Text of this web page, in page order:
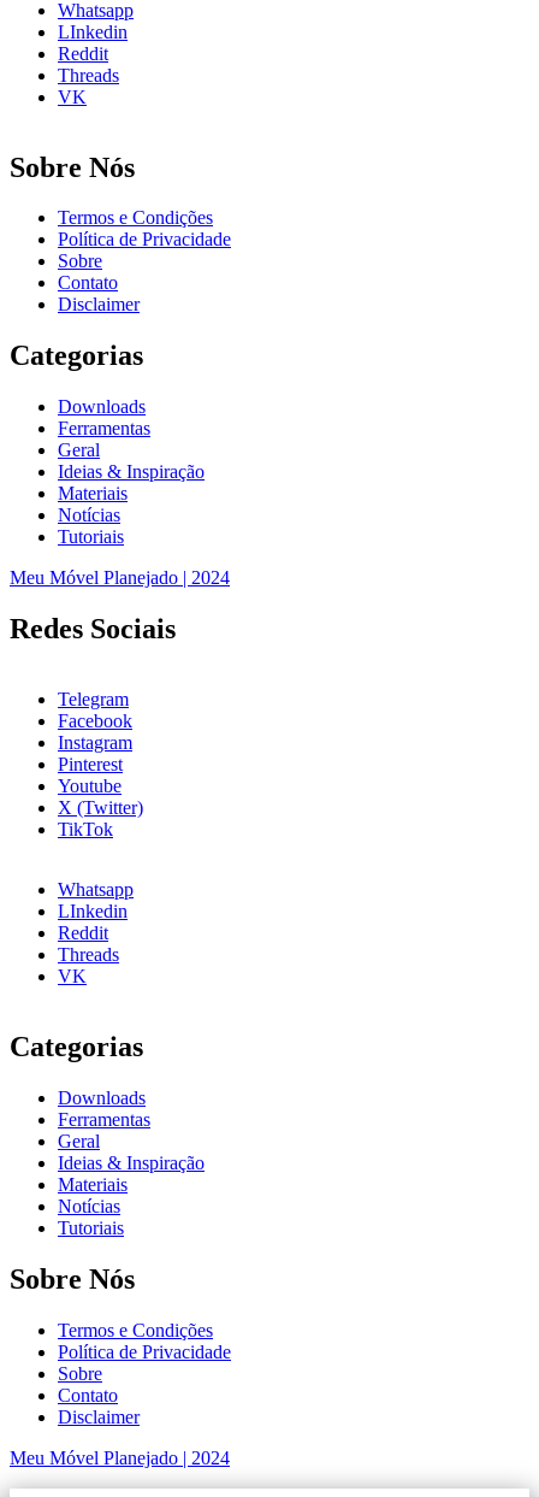
Whatsapp
LInkedin
Reddit
Threads
VK
Sobre Nós
Termos e Condições
Política de Privacidade
Sobre
Contato
Disclaimer
Categorias
Downloads
Ferramentas
Geral
Ideias & Inspiração
Materiais
Notícias
Tutoriais
Meu Móvel Planejado | 2024
Redes Sociais
Telegram
Facebook
Instagram
Pinterest
Youtube
X (Twitter)
TikTok
Whatsapp
LInkedin
Reddit
Threads
VK
Categorias
Downloads
Ferramentas
Geral
Ideias & Inspiração
Materiais
Notícias
Tutoriais
Sobre Nós
Termos e Condições
Política de Privacidade
Sobre
Contato
Disclaimer
Meu Móvel Planejado | 2024